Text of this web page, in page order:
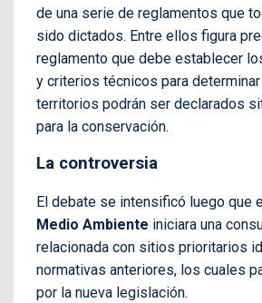
de una serie de reglamentos que
sido dictados. Entre ellos figura
reglamento que debe establecer
y criterios técnicos para
territorios podrán ser declarados
para la conservación.
La controversia
El debate se intensificó luego que
Medio Ambiente iniciara una
relacionada con sitios prioritarios
normativas anteriores, los cuales
por la nueva legislación.